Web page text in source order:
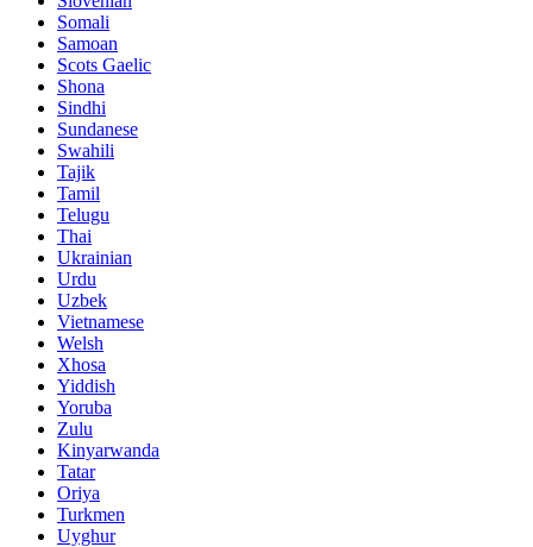
Somali
Samoan
Scots Gaelic
Shona
Sindhi
Sundanese
Swahili
Tajik
Tamil
Telugu
Thai
Ukrainian
Urdu
Uzbek
Vietnamese
Welsh
Xhosa
Yiddish
Yoruba
Zulu
Kinyarwanda
Tatar
Oriya
Turkmen
Uyghur